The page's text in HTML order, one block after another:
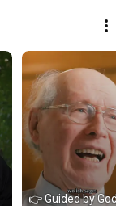
👉 Guided by